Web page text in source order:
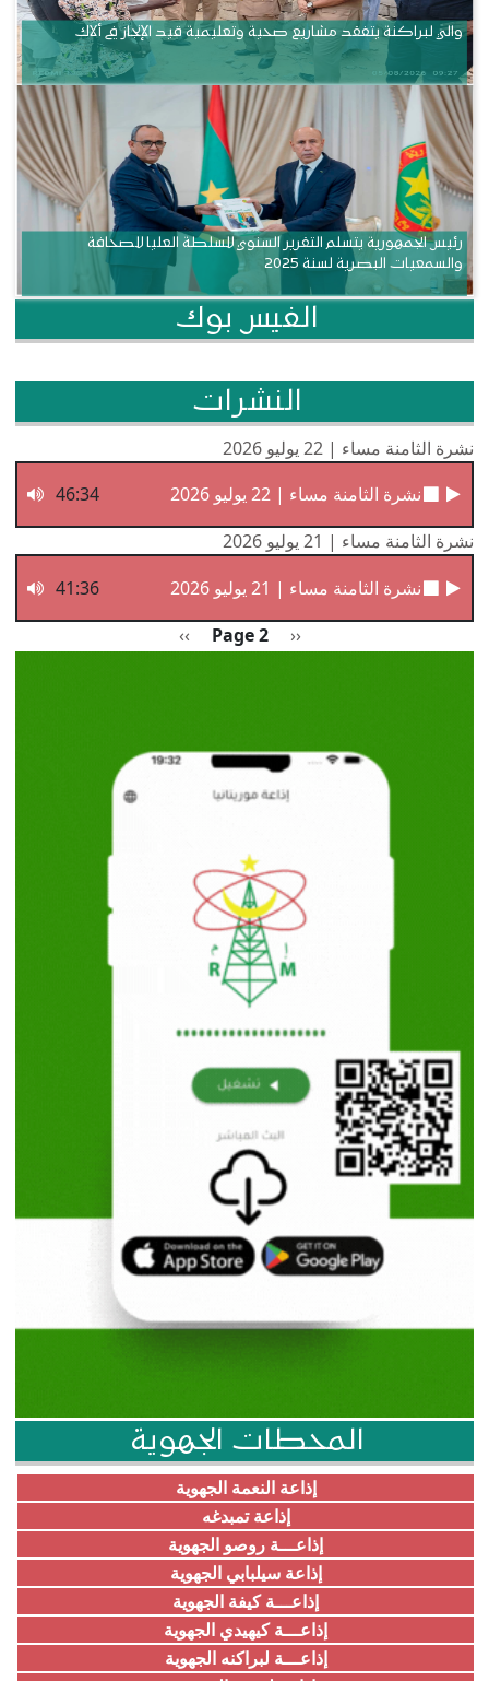
والي لبراكنة يتفقد مشاريع صحية وتعليمية قيد الإنجاز في ألاك
رئيس الجمهورية يتسلم التقرير السنوي للسلطة العليا للصحافة
والسمعيات البصرية لسنة 2025
الفيس بوك
النشرات
نشرة الثامنة مساء | 22 يوليو 2026
نشرة الثامنة مساء | 22 يوليو 2026
46:34
نشرة الثامنة مساء | 21 يوليو 2026
نشرة الثامنة مساء | 21 يوليو 2026
41:36
Previous page
‹‹
Page 2 الصفحة التالية
››
المحطات الجهوية
إذاعة النعمة الجهوية
إذاعة تمبدغه
إذاعـــة روصو الجهوية
إذاعة سيلبابي الجهوية
إذاعـــة كيفة الجهوية
إذاعـــة كيهيدي الجهوية
إذاعـــة لبراكنه الجهوية